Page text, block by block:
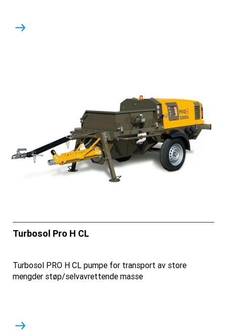
Turbosol Pro H CL
Turbosol PRO H CL pumpe for transport av store
mengder støp/selvavrettende masse